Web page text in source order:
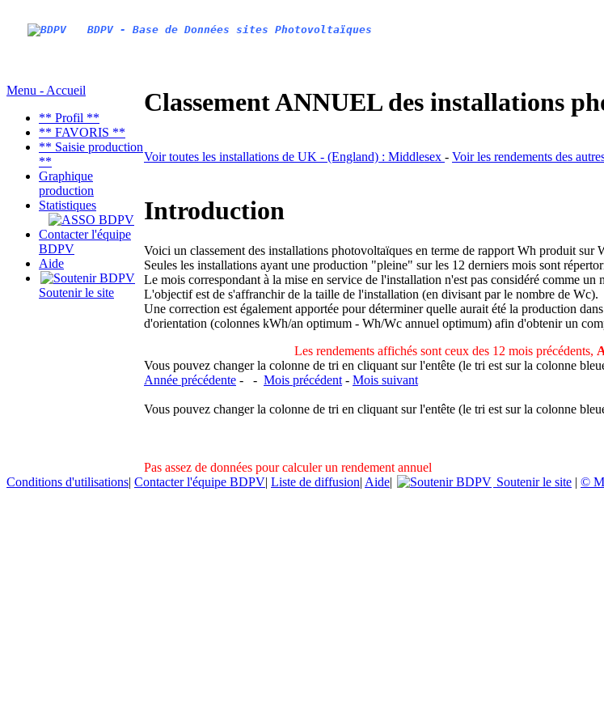
BDPV - Base de Données sites Photovoltaïques
Menu - Accueil
** Profil **
** FAVORIS **
** Saisie production
**
Graphique
production
Statistiques
Contacter l'équipe
BDPV
Aide
Soutenir le site
Classement ANNUEL des installations
Voir toutes les installations de UK - (England) : Middlesex - Voir les rendements des
Introduction
Voici un classement des installations photovoltaïques en terme de rapport Wh produit sur
Seules les installations ayant une production "pleine" sur les 12 derniers mois sont
Le mois correspondant à la mise en service de l'installation n'est pas considéré comme
L'objectif est de s'affranchir de la taille de l'installation (en divisant par le nombre de Wc).
Une correction est également apportée pour déterminer quelle aurait été la production
d'orientation (colonnes kWh/an optimum - Wh/Wc annuel optimum) afin d'obtenir un
Les rendements affichés sont ceux des 12 mois précédents,
Vous pouvez changer la colonne de tri en cliquant sur l'entête (le tri est sur la colonne
Année précédente - - Mois précédent - Mois suivant
Vous pouvez changer la colonne de tri en cliquant sur l'entête (le tri est sur la colonne
Pas assez de données pour calculer un rendement annuel
Conditions d'utilisations| Contacter l'équipe BDPV| Liste de diffusion| Aide| Soutenir le site | ©